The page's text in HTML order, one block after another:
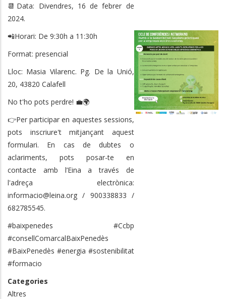
📆Data: Divendres, 16 de febrer de
2024.
📲Horari: De 9:30h a 11:30h
Format: presencial
Lloc: Masia Vilarenc. Pg. De la Unió,
20, 43820 Calafell
No t'ho pots perdre! 💼🌍
👉Per participar en aquestes sessions,
pots inscriure't mitjançant aquest
formulari. En cas de dubtes o
aclariments, pots posar-te en
contacte amb l’Eina a través de
l'adreça electrònica:
informacio@leina.org / 900338833 /
682785545.
#baixpenedes #Ccbp
#consellComarcalBaixPenedès
#BaixPenedès #energia #sostenibilitat
#formacio
Categories
Altres